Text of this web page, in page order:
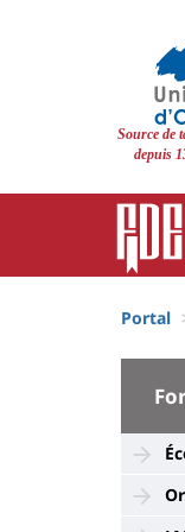
Source de
depuis
liste
des
Portal